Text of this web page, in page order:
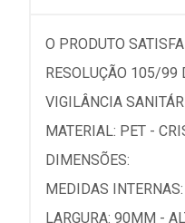
O PRODUTO
RESOLUÇÃO 105/99
VIGILÂNCIA
MATERIAL: PET -
DIMENSÕES:
MEDIDAS
LARGURA: 90MM -